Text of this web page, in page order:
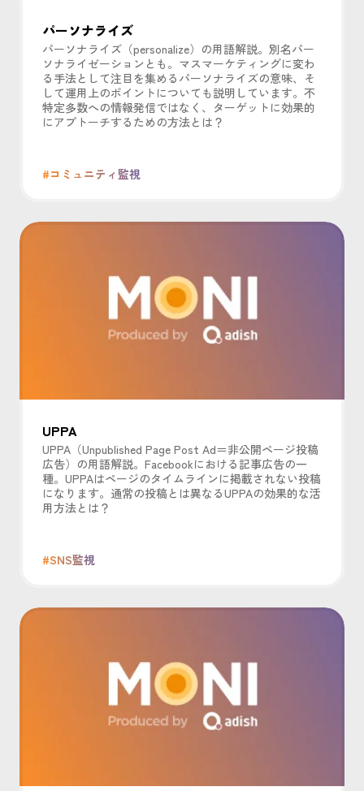
パーソナライズ
パーソナライズ（personalize）の用語解説。別名パー
ソナライゼーションとも。マスマーケティングに変わ
る手法として注目を集めるパーソナライズの意味、そ
して運用上のポイントについても説明しています。不
特定多数への情報発信ではなく、ターゲットに効果的
にアプトーチするための方法とは？
#コミュニティ監視
UPPA
UPPA（Unpublished Page Post Ad＝非公開ページ投稿
広告）の用語解説。Facebookにおける記事広告の一
種。UPPAはページのタイムラインに掲載されない投稿
になります。通常の投稿とは異なるUPPAの効果的な活
用方法とは？
#SNS監視